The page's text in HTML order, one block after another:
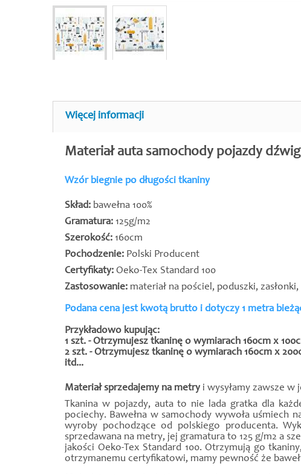
Więcej informacji
Materiał auta samochody pojazdy
Wzór biegnie po długości tkaniny
Skład: bawełna 100%
Gramatura: 125g/m2
Szerokość: 160cm
Pochodzenie: Polski Producent
Certyfikaty: Oeko-Tex Standard 100
Zastosowanie: materiał na pościel, poduszki,
Podana cena jest kwotą brutto i dotyczy 1 metra
Przykładowo kupując:
1 szt. - Otrzymujesz tkaninę o wymiarach 160cm x
2 szt. - Otrzymujesz tkaninę o wymiarach 160cm x
itd...
Materiał sprzedajemy na metry i wysyłamy zawsze w
Tkanina w pojazdy, auta to nie lada gratka dla
pociechy. Bawełna w samochody wywoła uśmiech
wyroby pochodzące od polskiego producenta.
sprzedawana na metry, jej gramatura to 125 g/m2 a
jakości Oeko-Tex Standard 100. Otrzymują go
otrzymanemu certyfikatowi, mamy pewność że